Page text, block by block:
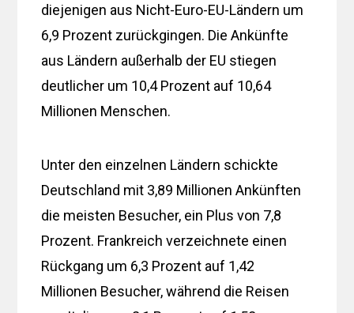
diejenigen aus Nicht-Euro-EU-Ländern um
6,9 Prozent zurückgingen. Die Ankünfte
aus Ländern außerhalb der EU stiegen
deutlicher um 10,4 Prozent auf 10,64
Millionen Menschen.
Unter den einzelnen Ländern schickte
Deutschland mit 3,89 Millionen Ankünften
die meisten Besucher, ein Plus von 7,8
Prozent. Frankreich verzeichnete einen
Rückgang um 6,3 Prozent auf 1,42
Millionen Besucher, während die Reisen